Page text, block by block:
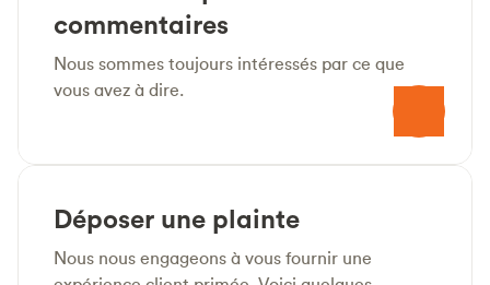
commentaires
Nous sommes toujours intéressés par ce que
vous avez à dire.
Déposer une plainte
Nous nous engageons à vous fournir une